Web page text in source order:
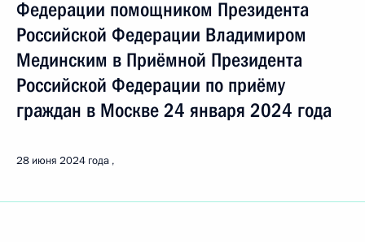
Федерации помощником Президента
Российской Федерации Владимиром
Мединским в Приёмной Президента
Российской Федерации по приёму
граждан в Москве 24 января 2024 года
28 июня 2024 года